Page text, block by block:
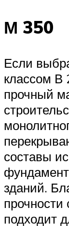
М 350
Если
классом В
прочный
составы
зданий.
прочности
подходит